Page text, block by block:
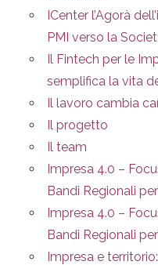
ICenter l’Agorà
PMI verso la
Il Fintech per le
semplifica la vita
Il lavoro cambia
Il progetto
Il team
Impresa 4.0 –
Bandi Regionali
Impresa 4.0 –
Bandi Regionali
Impresa e